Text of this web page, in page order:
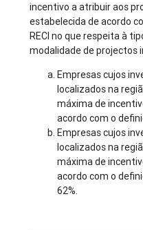
incentivo a atribuir aos
estabelecida de acordo
RECI no que respeita à
modalidade de projectos
Empresas cujos
localizados na
máxima de
acordo com o
Empresas cujos
localizados na
máxima de
acordo com o
62%.